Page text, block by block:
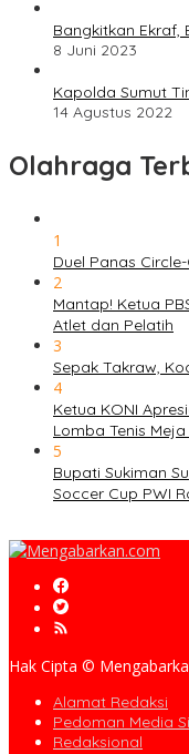
Bangkitkan Ekraf,
8 Juni 2023
Kapolda Sumut
14 Agustus 2022
Olahraga
1
Duel Panas
2
Mantap! Ketua
Atlet dan Pelatih
3
Sepak Takraw,
4
Ketua KONI
Lomba Tenis
5
Bupati Sukiman
Soccer Cup PWI
Hak Cipta ©
Alamat Redaksi
Pedoman Media
Redaksional